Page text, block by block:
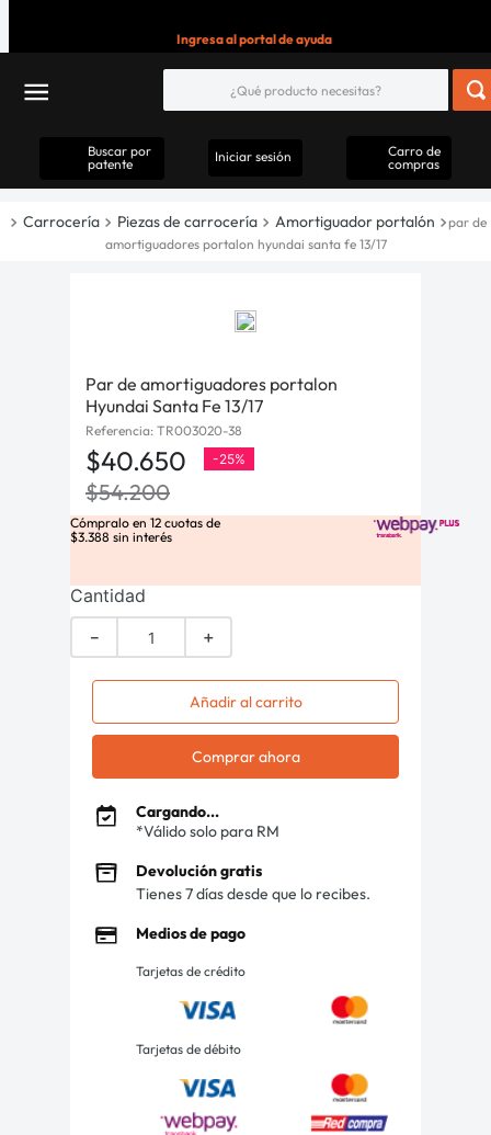
Ingresa al portal de ayuda
Buscar por
patente
Iniciar sesión
Carro de
compras
Carrocería Piezas de carrocería Amortiguador portalón
par de
amortiguadores portalon hyundai santa fe 13/17
Par de amortiguadores portalon
Hyundai Santa Fe 13/17
Referencia: TR003020-38
$40.650 -25%
$54.200
Cómpralo en 12 cuotas de
$3.388 sin interés
Cantidad
＋
－
Añadir al carrito
Comprar ahora
Cargando...
*Válido solo para RM
Devolución gratis
Tienes 7 días desde que lo recibes.
Medios de pago
Tarjetas de crédito
Tarjetas de débito